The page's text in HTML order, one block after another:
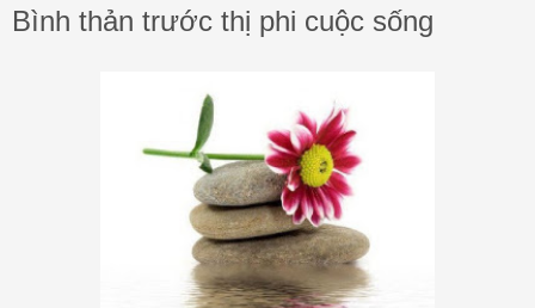
Bình thản trước thị phi cuộc sống